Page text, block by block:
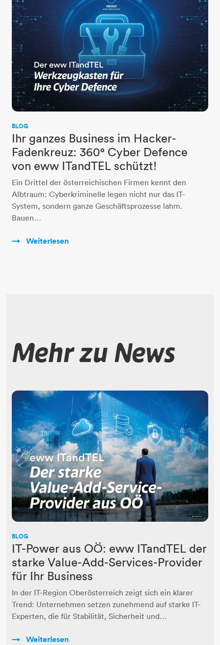
BLOG
Ihr ganzes Business im Hacker-
Fadenkreuz: 360° Cyber Defence
von eww ITandTEL schützt!
Ein Drittel der österreichischen Firmen kennt den
Albtraum: Cyberkriminelle legen nicht nur das IT-
System, sondern ganze Geschäftsprozesse lahm.
Bauen…
Weiterlesen
Mehr zu News
BLOG
IT-Power aus OÖ: eww ITandTEL der
starke Value-Add-Services-Provider
für Ihr Business
In der IT-Region Oberösterreich zeigt sich ein klarer
Trend: Unternehmen setzen zunehmend auf starke IT-
Experten, die für Stabilität, Sicherheit und…
Weiterlesen